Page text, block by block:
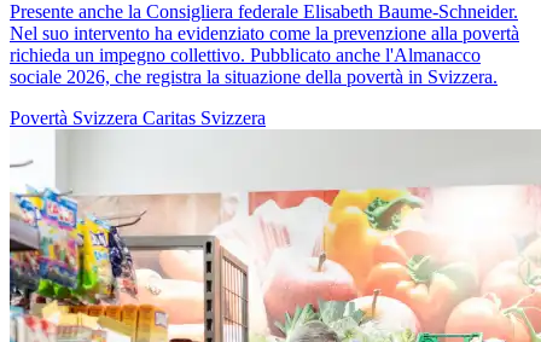
Presente anche la Consigliera federale Elisabeth Baume-Schneider.
Nel suo intervento ha evidenziato come la prevenzione alla povertà
richieda un impegno collettivo. Pubblicato anche l'Almanacco
sociale 2026, che registra la situazione della povertà in Svizzera.
Povertà Svizzera Caritas Svizzera